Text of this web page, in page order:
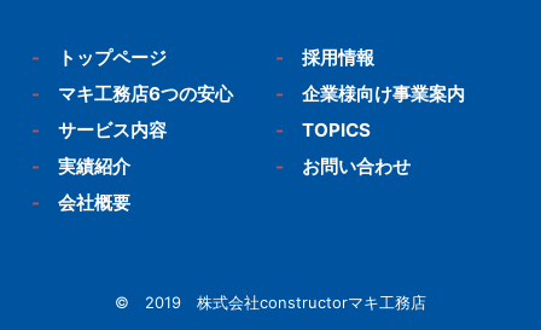
-
トップページ
-
マキ工務店6つの安心
-
サービス内容
-
実績紹介
-
会社概要
-
採用情報
-
企業様向け事業案内
-
TOPICS
-
お問い合わせ
© 2019 株式会社constructorマキ工務店